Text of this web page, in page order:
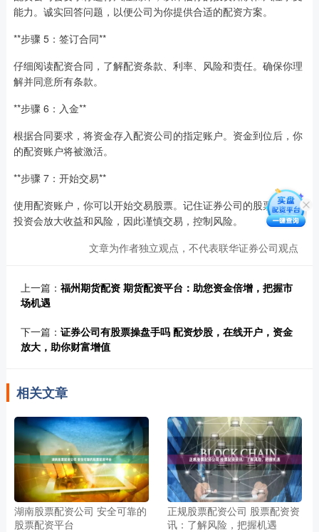
能力。诚实回答问题，以便公司为你提供合适的配资方案。
**步骤 5：签订合同**
仔细阅读配资合同，了解配资条款、利率、风险和责任。确保你理
解并同意所有条款。
**步骤 6：入金**
根据合同要求，将资金存入配资公司的指定账户。资金到位后，你
的配资账户将被激活。
**步骤 7：开始交易**
使用配资账户，你可以开始交易股票。记住证券公司的股票，杠杆
投资会放大收益和风险，因此谨慎交易，控制风险。
文章为作者独立观点，不代表联华证券公司观点
上一篇： 福州期货配资 期货配资平台：助您资金倍增，把握市
场机遇
下一篇： 证券公司有股票操盘手吗 配资炒股，在线开户，资金
放大，助你财富增值
相关文章
湖南股票配资公司 安全可靠的
股票配资平台
正规股票配资公司 股票配资资
讯：了解风险，把握机遇